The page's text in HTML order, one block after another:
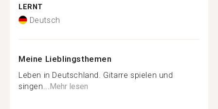
LERNT
Deutsch
Meine Lieblingsthemen
Leben in Deutschland. Gitarre spielen und
singen... Mehr lesen